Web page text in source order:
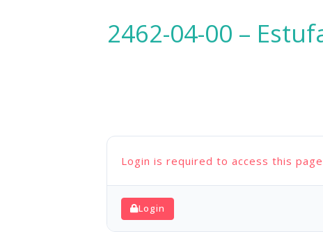
2462-04-00 –
Login is required to access this page
Login